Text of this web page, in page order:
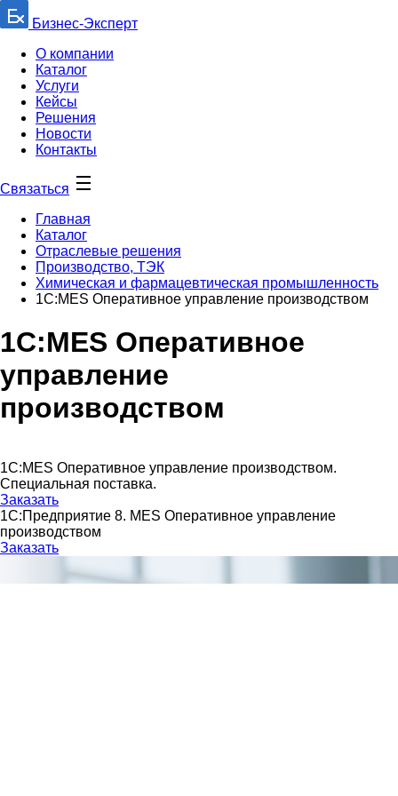
Бизнес-Эксперт
О компании
Каталог
Услуги
Кейсы
Решения
Новости
Контакты
Связаться
Главная
Каталог
Отраслевые решения
Производство, ТЭК
Химическая и фармацевтическая промышленность
1С:MES Оперативное управление производством
1С:MES Оперативное
управление
производством
1С:MES Оперативное управление производством.
Специальная поставка.
Заказать
1С:Предприятие 8. MES Оперативное управление
производством
Заказать